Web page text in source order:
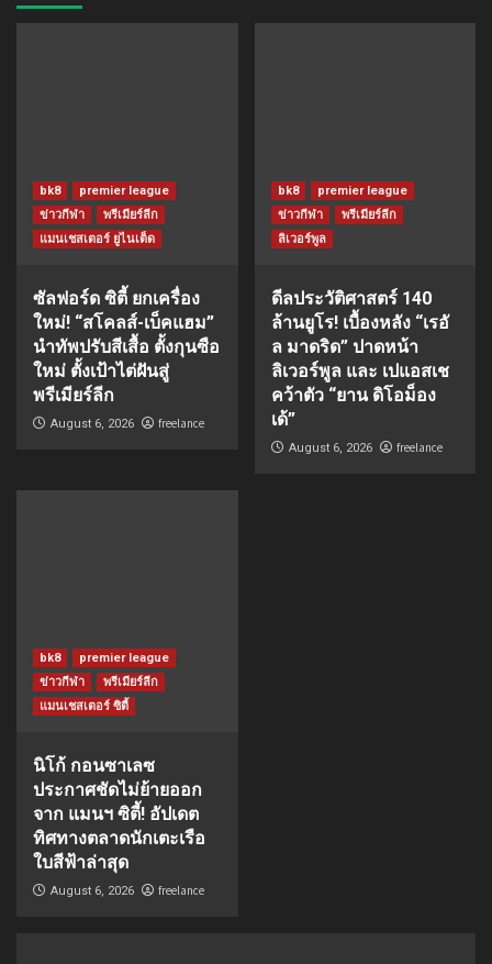
bk8
premier league
ข่าวกีฬา
พรีเมียร์ลีก
แมนเชสเตอร์ ยูไนเต็ด
ซัลฟอร์ด ซิตี้ ยกเครื่อง
ใหม่! “สโคลส์-เบ็คแฮม”
นำทัพปรับสีเสื้อ ตั้งกุนซือ
ใหม่ ตั้งเป้าไต่ฝันสู่
พรีเมียร์ลีก
August 6, 2026 freelance
bk8
premier league
ข่าวกีฬา
พรีเมียร์ลีก
ลิเวอร์พูล
ดีลประวัติศาสตร์ 140
ล้านยูโร! เบื้องหลัง “เรอั
ล มาดริด” ปาดหน้า
ลิเวอร์พูล และ เปแอสเช
คว้าตัว “ยาน ดิโอม็อง
เด้”
August 6, 2026 freelance
bk8
premier league
ข่าวกีฬา
พรีเมียร์ลีก
แมนเชสเตอร์ ซิตี้
นิโก้ กอนซาเลซ
ประกาศชัดไม่ย้ายออก
จาก แมนฯ ซิตี้! อัปเดต
ทิศทางตลาดนักเตะเรือ
ใบสีฟ้าล่าสุด
August 6, 2026 freelance